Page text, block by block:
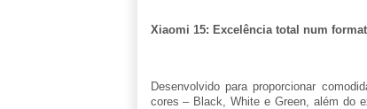
Xiaomi 15: Excelência total num
Desenvolvido para proporcionar
cores – Black, White e Green, além do